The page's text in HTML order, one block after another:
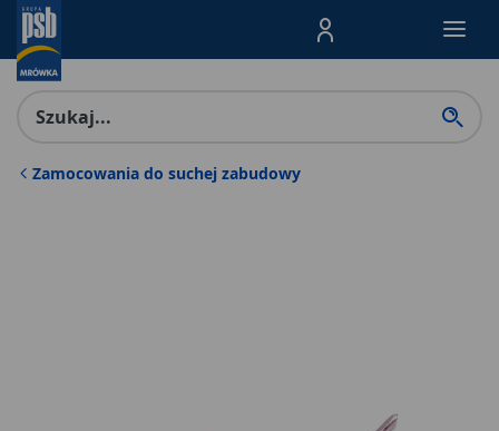
Menu Produktów,
Zamocowania do suchej zabudowy